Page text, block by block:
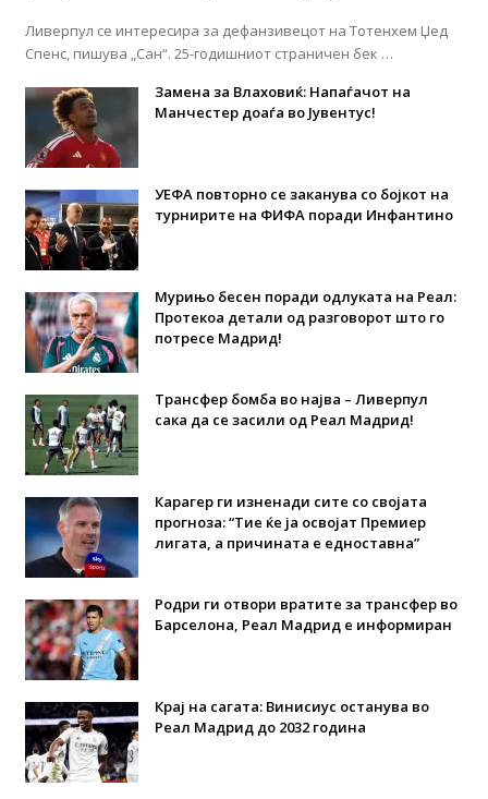
Ливерпул се интересира за дефанзивецот на Тотенхем Џед
Спенс, пишува „Сан“. 25-годишниот страничен бек …
Замена за Влаховиќ: Напаѓачот на
Манчестер доаѓа во Јувентус!
УЕФА повторно се заканува со бојкот на
турнирите на ФИФА поради Инфантино
Мурињо бесен поради одлуката на Реал:
Протекоа детали од разговорот што го
потресе Мадрид!
Трансфер бомба во најва – Ливерпул
сака да се засили од Реал Мадрид!
Карагер ги изненади сите со својата
прогноза: “Тие ќе ја освојат Премиер
лигата, а причината е едноставна”
Родри ги отвори вратите за трансфер во
Барселона, Реал Мадрид е информиран
Крај на сагата: Винисиус останува во
Реал Мадрид до 2032 година